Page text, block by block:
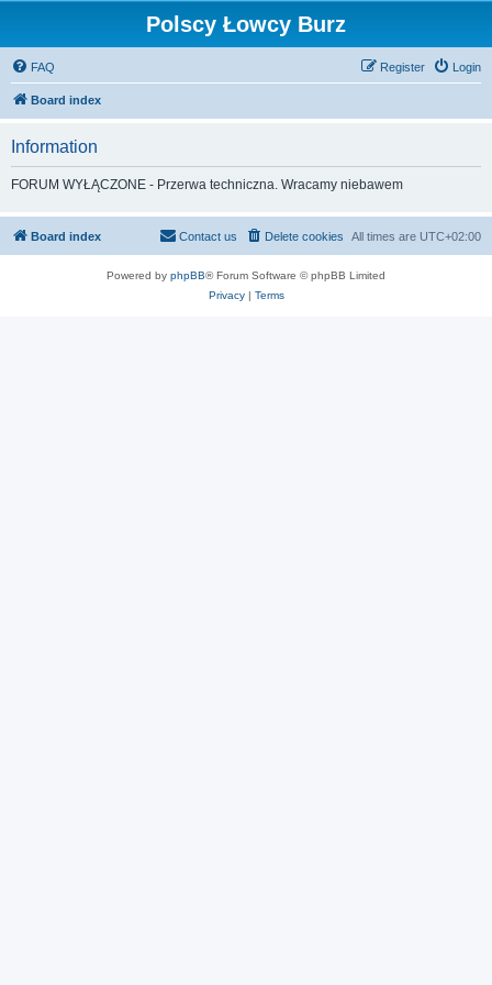
Polscy Łowcy Burz
FAQ Login
Register
Board index
Information
FORUM WYŁĄCZONE - Przerwa techniczna. Wracamy niebawem
Board index All times are UTC+02:00
Delete cookies
Contact us
Powered by phpBB® Forum Software © phpBB Limited
Privacy| Terms